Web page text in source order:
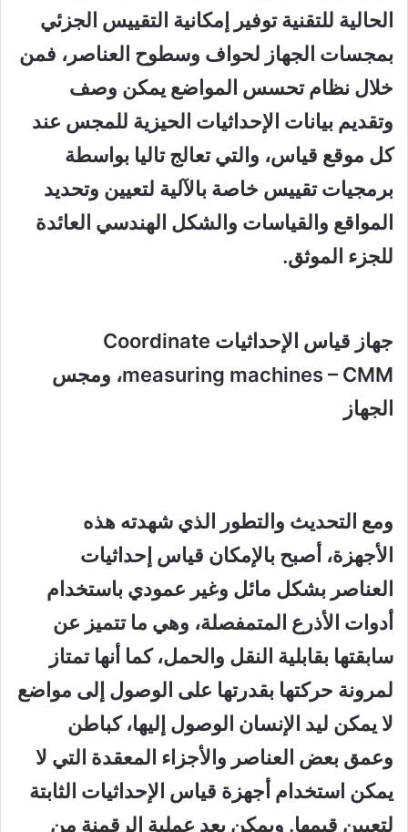
الحالية للتقنية توفير إمكانية التقييس الجزئي
بمجسات الجهاز لحواف وسطوح العناصر، فمن
خلال نظام تحسس المواضع يمكن وصف
وتقديم بيانات الإحداثيات الحيزية للمجس عند
كل موقع قياس، والتي تعالج تاليا بواسطة
برمجيات تقييس خاصة بالآلية لتعيين وتحديد
المواقع والقياسات والشكل الهندسي العائدة
للجزء الموثق.
جهاز قياس الإحداثيات Coordinate
measuring machines – CMM، ومجس
الجهاز
ومع التحديث والتطور الذي شهدته هذه
الأجهزة، أصبح بالإمكان قياس إحداثيات
العناصر بشكل مائل وغير عمودي باستخدام
أدوات الأذرع المتمفصلة، وهي ما تتميز عن
سابقتها بقابلية النقل والحمل، كما أنها تمتاز
لمرونة حركتها بقدرتها على الوصول إلى مواضع
لا يمكن ليد الإنسان الوصول إليها، كباطن
وعمق بعض العناصر والأجزاء المعقدة التي لا
يمكن استخدام أجهزة قياس الإحداثيات الثابتة
لتعيين قيمها. ويمكن بعد عملية الرقمنة من